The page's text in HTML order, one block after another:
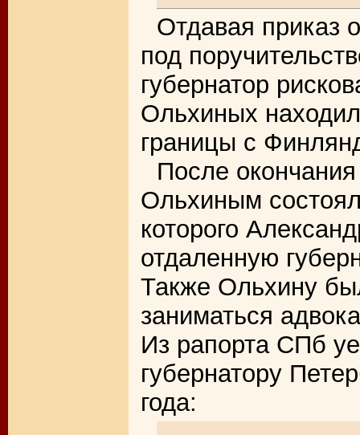
Отдавая приказ
под
губернатор
Ольхиных
границы с
После
Ольхиным
которого
отдаленную
Также Ольхину
заниматься
Из рапорта СПб
губернатору
года: